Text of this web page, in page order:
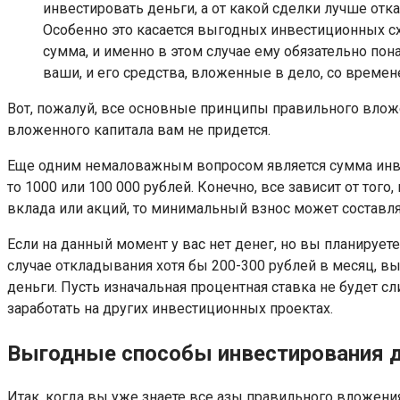
инвестировать деньги, а от какой сделки лучше
Особенно это касается выгодных инвестиционных
сумма, и именно в этом случае ему обязательно
ваши, и его средства, вложенные в дело, со
Вот, пожалуй, все основные принципы правильного
вложенного капитала вам не придется.
Еще одним немаловажным вопросом является сумма
то 1000 или 100 000 рублей. Конечно, все зависит от
вклада или акций, то минимальный взнос может
Если на данный момент у вас нет денег, но вы
случае откладывания хотя бы 200-300 рублей в месяц,
деньги. Пусть изначальная процентная ставка не
заработать на других инвестиционных проектах.
Выгодные способы инвестирования